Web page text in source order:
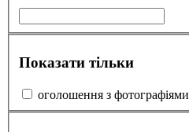
Показати тільки
оголошення з фотографіями